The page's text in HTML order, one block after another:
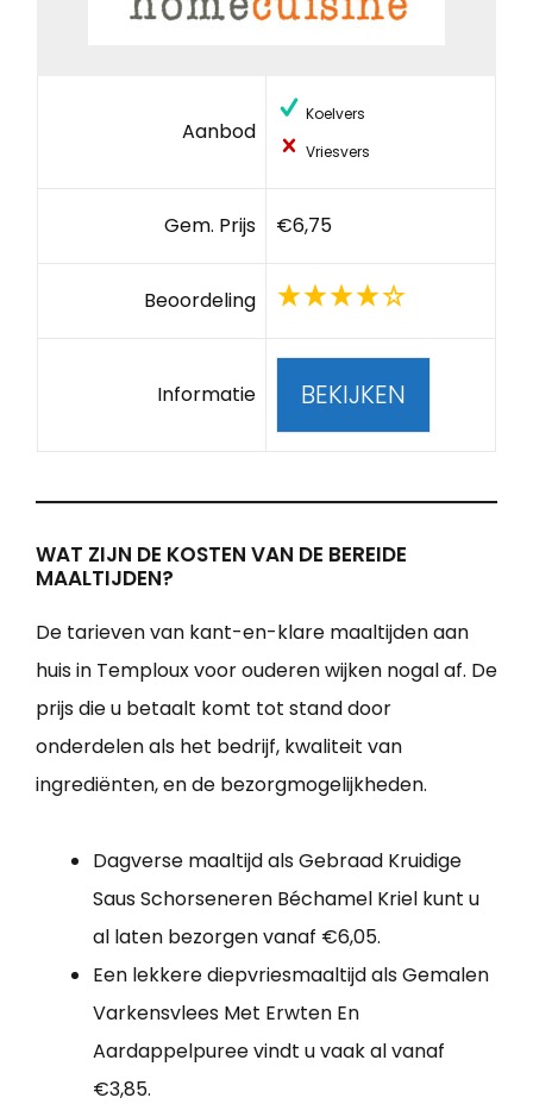
Aanbod
Koelvers
Vriesvers
Gem. Prijs €6,75
Beoordeling
Informatie BEKIJKEN
WAT ZIJN DE KOSTEN VAN DE BEREIDE
MAALTIJDEN?
De tarieven van kant-en-klare maaltijden aan
huis in Temploux voor ouderen wijken nogal af. De
prijs die u betaalt komt tot stand door
onderdelen als het bedrijf, kwaliteit van
ingrediënten, en de bezorgmogelijkheden.
Dagverse maaltijd als Gebraad Kruidige
Saus Schorseneren Béchamel Kriel kunt u
al laten bezorgen vanaf €6,05.
Een lekkere diepvriesmaaltijd als Gemalen
Varkensvlees Met Erwten En
Aardappelpuree vindt u vaak al vanaf
€3,85.